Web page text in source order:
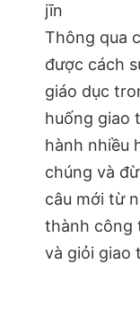
jīn
Thông qua
được cách
giáo dục
huống giao
hành nhiều
chúng và
câu mới từ
thành công
và giỏi giao